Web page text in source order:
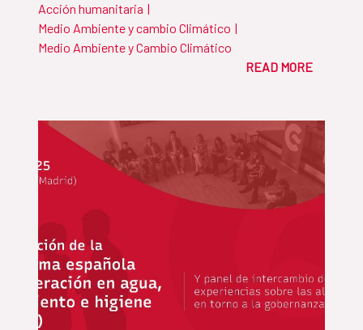
Acción humanitaria |
Medio Ambiente y cambio Climático |
Medio Ambiente y Cambio Climático
READ MORE